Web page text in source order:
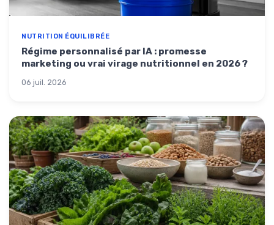
NUTRITION ÉQUILIBRÉE
Régime personnalisé par IA : promesse
marketing ou vrai virage nutritionnel en 2026 ?
06 juil. 2026